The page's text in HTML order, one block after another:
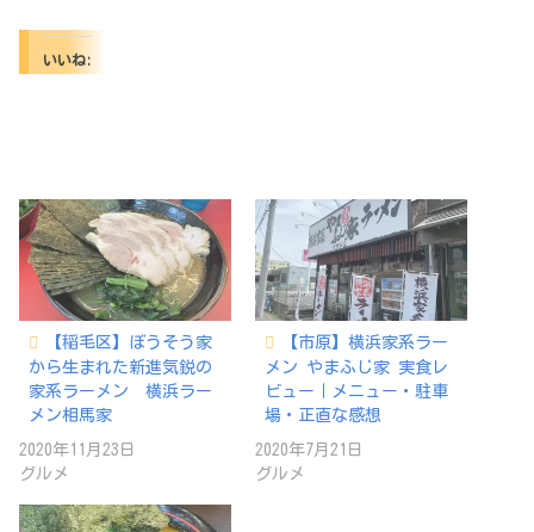
いいね:
【稲毛区】ぼうそう家
から生まれた新進気鋭の
家系ラーメン 横浜ラー
メン相馬家
2020年11月23日
グルメ
【市原】横浜家系ラー
メン やまふじ家 実食レ
ビュー｜メニュー・駐車
場・正直な感想
2020年7月21日
グルメ